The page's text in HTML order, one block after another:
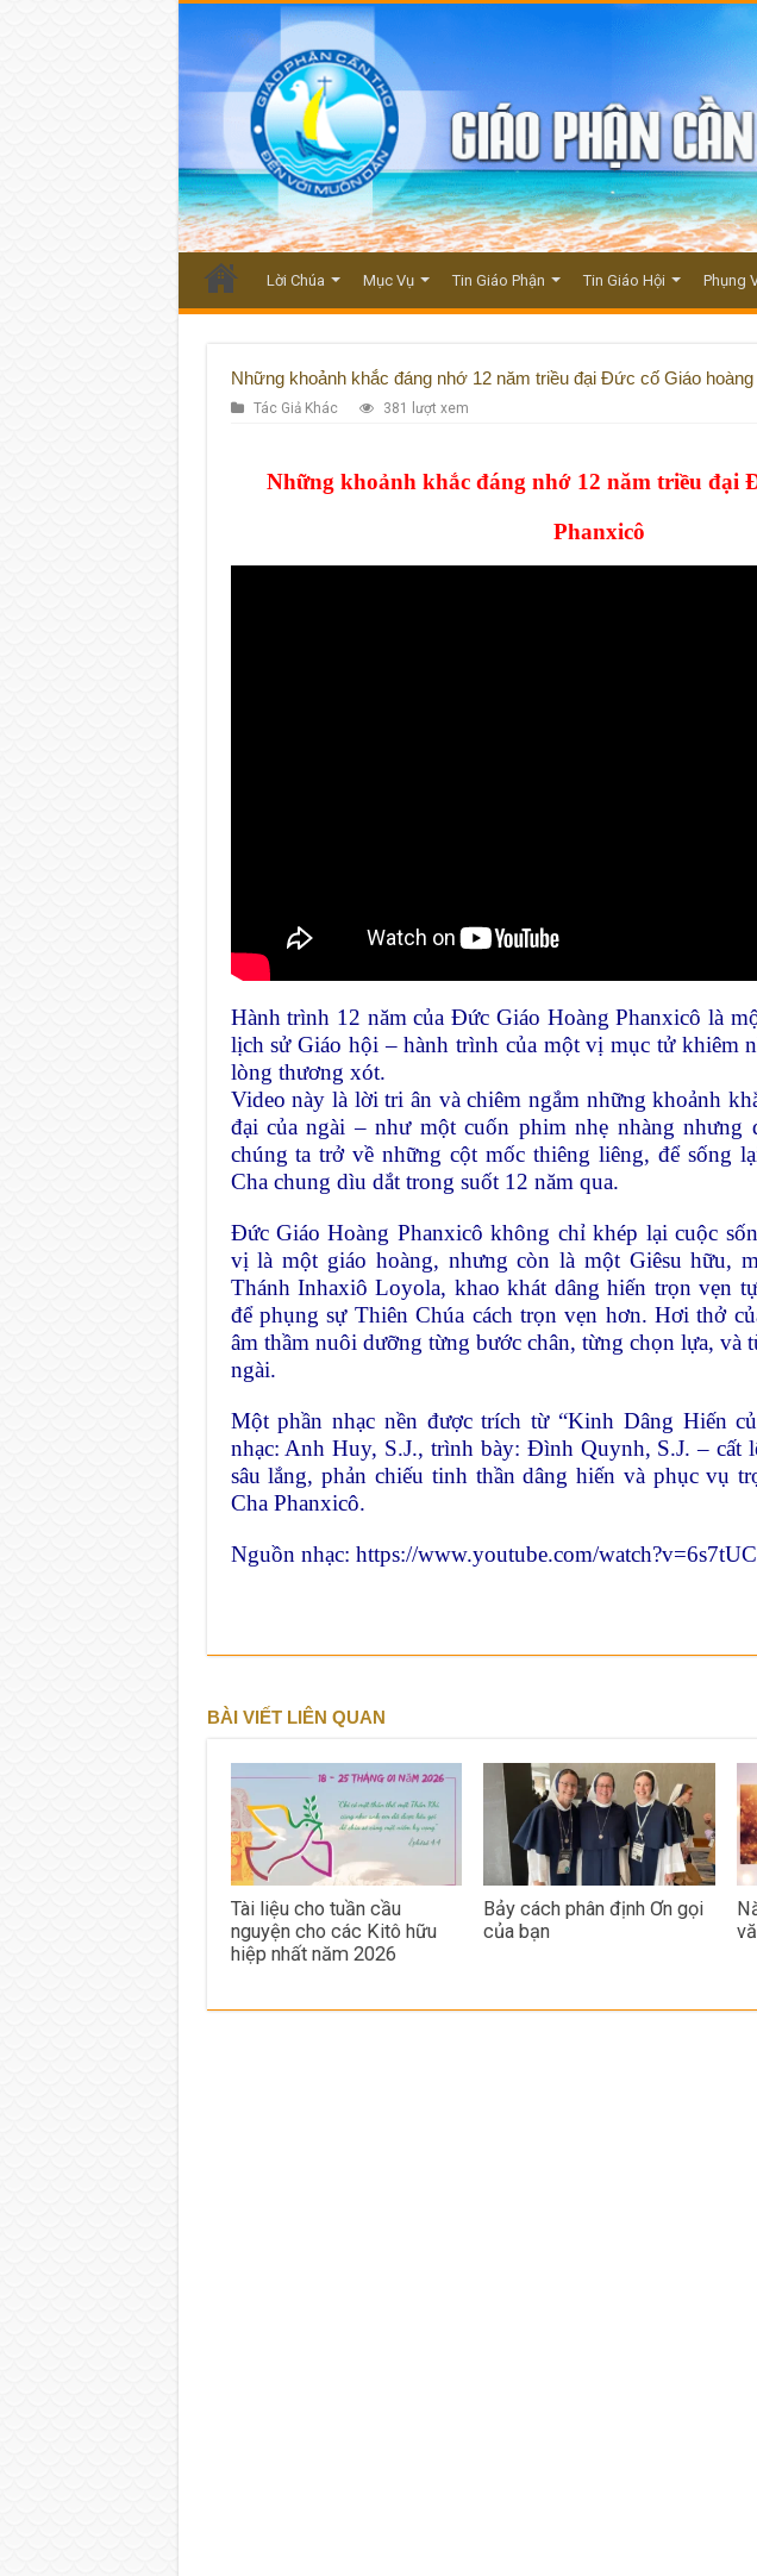
Lời Chúa Mục Vụ Tin Giáo Phận Tin Giáo Hội Phụng
Những khoảnh khắc đáng nhớ 12 năm triều đại Đức cố Giáo
Tác Giả Khác 381 lượt xem
Những khoảnh khắc đáng nhớ 12 năm triều đại
Phanxicô
Hành trình 12 năm của Đức Giáo Hoàng Phanxicô là
lịch sử Giáo hội – hành trình của một vị mục tử khiêm
lòng thương xót.
Video này là lời tri ân và chiêm ngắm những khoảnh
đại của ngài – như một cuốn phim nhẹ nhàng nhưng
chúng ta trở về những cột mốc thiêng liêng, để sống
Cha chung dìu dắt trong suốt 12 năm qua.
Đức Giáo Hoàng Phanxicô không chỉ khép lại cuộc
vị là một giáo hoàng, nhưng còn là một Giêsu hữu,
Thánh Inhaxiô Loyola, khao khát dâng hiến trọn vẹn
để phụng sự Thiên Chúa cách trọn vẹn hơn. Hơi thở
âm thầm nuôi dưỡng từng bước chân, từng chọn lựa, và
ngài.
Một phần nhạc nền được trích từ “Kinh Dâng Hiến
nhạc: Anh Huy, S.J., trình bày: Đình Quynh, S.J. – cất
sâu lắng, phản chiếu tinh thần dâng hiến và phục vụ
Cha Phanxicô.
Nguồn nhạc: https://www.youtube.com/
BÀI VIẾT LIÊN QUAN
Tài liệu cho tuần cầu
nguyện cho các Kitô hữu
hiệp nhất năm 2026
Bảy cách phân định Ơn gọi
của bạn